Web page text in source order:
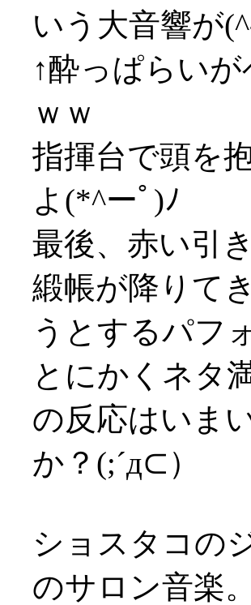
いう大音響が
↑酔っぱらい
ｗｗ
指揮台で頭を
よ(*^ーﾟ)ﾉ
最後、赤い引
緞帳が降りて
うとするパフ
とにかくネタ
の反応はいま
か？(;´д⊂）
ショスタコの
のサロン音楽